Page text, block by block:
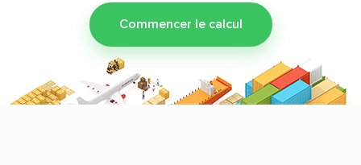
Commencer le calcul